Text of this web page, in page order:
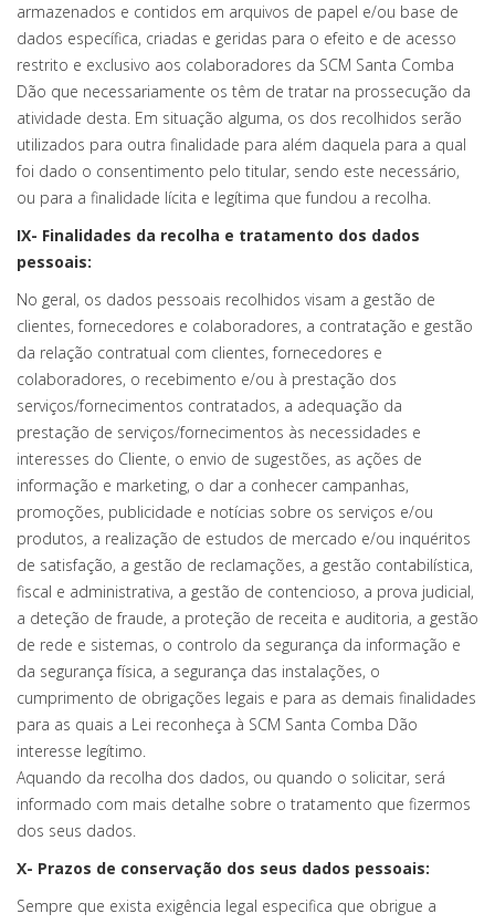
armazenados e contidos em arquivos de papel e/ou base de
dados específica, criadas e geridas para o efeito e de acesso
restrito e exclusivo aos colaboradores da SCM Santa Comba
Dão que necessariamente os têm de tratar na prossecução da
atividade desta. Em situação alguma, os dos recolhidos serão
utilizados para outra finalidade para além daquela para a qual
foi dado o consentimento pelo titular, sendo este necessário,
ou para a finalidade lícita e legítima que fundou a recolha.
IX- Finalidades da recolha e tratamento dos dados
pessoais:
No geral, os dados pessoais recolhidos visam a gestão de
clientes, fornecedores e colaboradores, a contratação e gestão
da relação contratual com clientes, fornecedores e
colaboradores, o recebimento e/ou à prestação dos
serviços/fornecimentos contratados, a adequação da
prestação de serviços/fornecimentos às necessidades e
interesses do Cliente, o envio de sugestões, as ações de
informação e marketing, o dar a conhecer campanhas,
promoções, publicidade e notícias sobre os serviços e/ou
produtos, a realização de estudos de mercado e/ou inquéritos
de satisfação, a gestão de reclamações, a gestão contabilística,
fiscal e administrativa, a gestão de contencioso, a prova judicial,
a deteção de fraude, a proteção de receita e auditoria, a gestão
de rede e sistemas, o controlo da segurança da informação e
da segurança física, a segurança das instalações, o
cumprimento de obrigações legais e para as demais finalidades
para as quais a Lei reconheça à SCM Santa Comba Dão
interesse legítimo.
Aquando da recolha dos dados, ou quando o solicitar, será
informado com mais detalhe sobre o tratamento que fizermos
dos seus dados.
X- Prazos de conservação dos seus dados pessoais:
Sempre que exista exigência legal especifica que obrigue a